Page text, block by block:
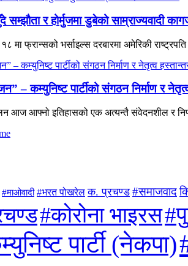
र होर्मुजमा डुबेको साम्राज्यवादी
फ्रान्सको भर्साइल्स दरबारमा अमेरिकी
– कम्युनिष्ट पार्टीको संगठन निर्माण र
आज आफ्नो इतिहासको एक अत्यन्तै संवेदनशील र
#माओवादी #भरत पोखरेल क. प्रचण्ड #समाजवाद
#कोरोना भाइरस
पार्टी (नेकपा)